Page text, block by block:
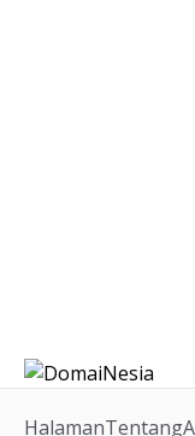
HalamanTentang